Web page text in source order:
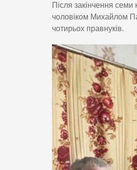
Після закінчення
чоловіком Михайлом
чотирьох правнуків.